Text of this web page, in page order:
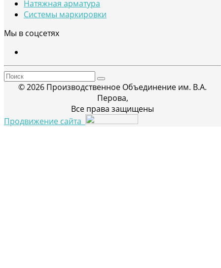
Натяжная арматура
Системы маркировки
Мы в соцсетях
© 2026 Производственное Объединение им. В.А.
Перова,
Все права защищены
Продвижение сайта